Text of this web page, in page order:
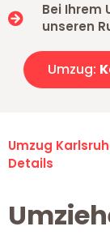
Bei Ihrem
unseren
Umzug:
Umzug
Details